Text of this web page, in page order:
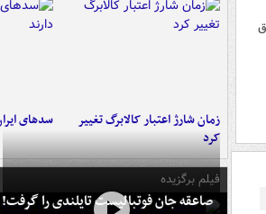
زمان شارژ اعتبار کالابرگ تغییر
کرد
سدهای
فیلم برگزیده
صاعقه جان فوتبالیست تایلندی را گرفت!